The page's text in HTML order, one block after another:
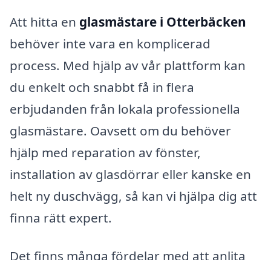
Att hitta en glasmästare i Otterbäcken
behöver inte vara en komplicerad
process. Med hjälp av vår plattform kan
du enkelt och snabbt få in flera
erbjudanden från lokala professionella
glasmästare. Oavsett om du behöver
hjälp med reparation av fönster,
installation av glasdörrar eller kanske en
helt ny duschvägg, så kan vi hjälpa dig att
finna rätt expert.
Det finns många fördelar med att anlita